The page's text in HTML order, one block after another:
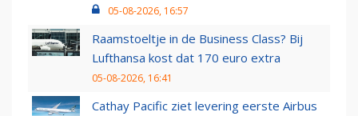
05-08-2026, 16:57
Raamstoeltje in de Business Class? Bij
Lufthansa kost dat 170 euro extra
05-08-2026, 16:41
Cathay Pacific ziet levering eerste Airbus